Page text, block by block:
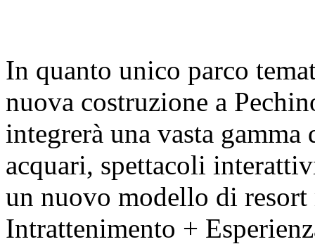
In quanto unico parco
nuova costruzione a
integrerà una vasta
acquari, spettacoli
un nuovo modello di
Intrattenimento +